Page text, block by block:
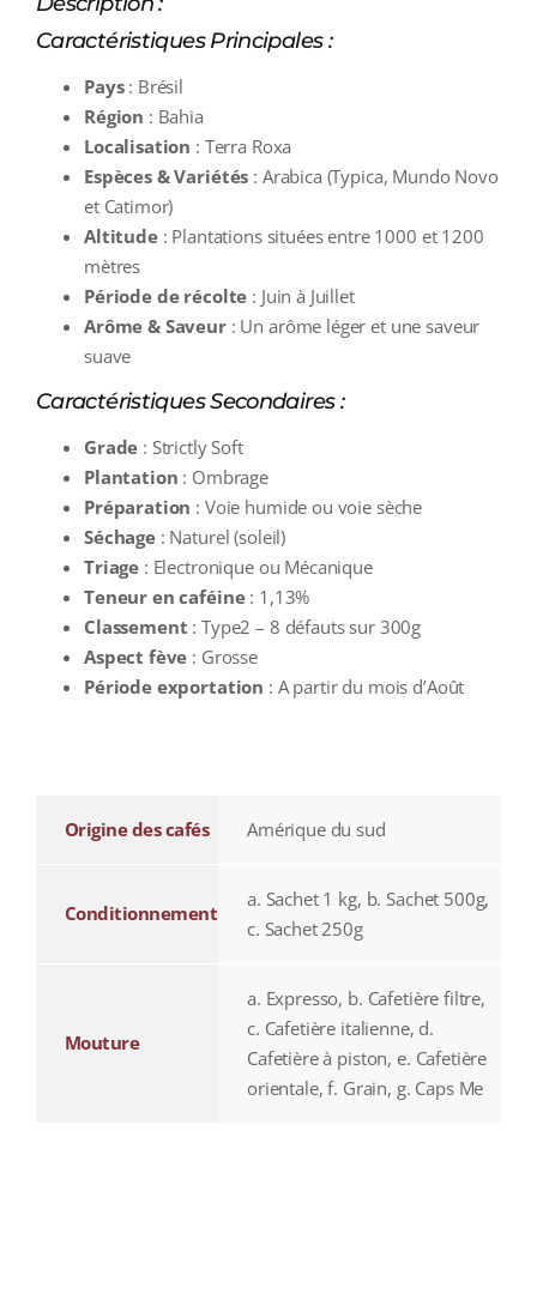
Caractéristiques Principales :
Pays: Brésil
Région : Bahia
Localisation : Terra Roxa
Espèces & Variétés : Arabica (Typica, Mundo Novo
et Catimor)
Altitude: Plantations situées entre 1000 et 1200
mètres
Période de récolte : Juin à Juillet
Arôme & Saveur: Un arôme léger et une saveur
suave
Caractéristiques Secondaires :
Grade : Strictly Soft
Plantation : Ombrage
Préparation : Voie humide ou voie sèche
Séchage: Naturel (soleil)
Triage : Electronique ou Mécanique
Teneur en caféine: 1,13%
Classement : Type2 – 8 défauts sur 300g
Aspect fève : Grosse
Période exportation : A partir du mois d’Août
Origine des cafés Amérique du sud
Conditionnement
a. Sachet 1 kg, b. Sachet 500g,
c. Sachet 250g
Mouture
a. Expresso, b. Cafetière filtre,
c. Cafetière italienne, d.
Cafetière à piston, e. Cafetière
orientale, f. Grain, g. Caps Me